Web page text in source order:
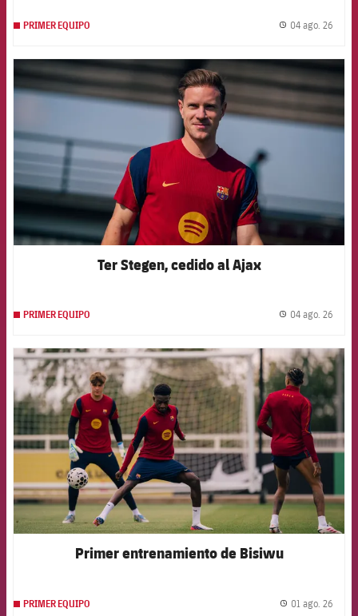
PRIMER EQUIPO 04 ago. 26
FCB Barcelona badge
Ter Stegen, cedido al Ajax
PRIMER EQUIPO 04 ago. 26
FCB Barcelona badge
Primer entrenamiento de Bisiwu
PRIMER EQUIPO 01 ago. 26